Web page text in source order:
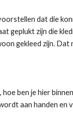
dat die
geplukt zijn die
gekleed zijn. Dat
ben je hier
aan handen en